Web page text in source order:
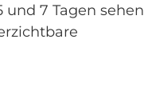
und 7 Tagen sehen